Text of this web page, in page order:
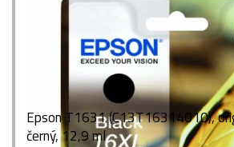
Epson T1631 (C13T16314010),
černý, 12,9 ml